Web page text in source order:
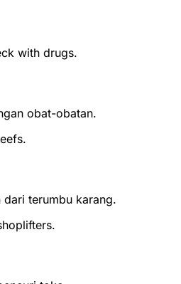
with drugs.
obat-obatan.
dari terumbu karang.